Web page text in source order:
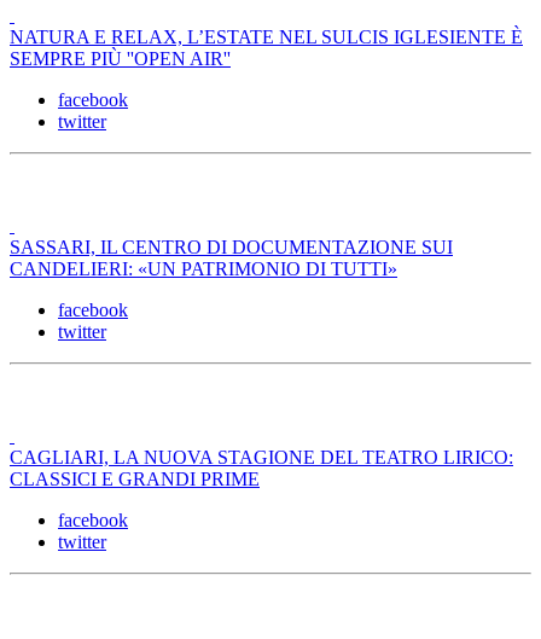
NATURA E RELAX, L’ESTATE NEL SULCIS IGLESIENTE È
SEMPRE PIÙ ''OPEN AIR''
facebook
twitter
SASSARI, IL CENTRO DI DOCUMENTAZIONE SUI
CANDELIERI: «UN PATRIMONIO DI TUTTI»
facebook
twitter
CAGLIARI, LA NUOVA STAGIONE DEL TEATRO LIRICO:
CLASSICI E GRANDI PRIME
facebook
twitter